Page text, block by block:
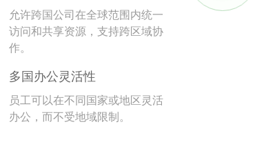
允许跨国公司在全球范围内统一
访问和共享资源，支持跨区域协
作。
多国办公灵活性
员工可以在不同国家或地区灵活
办公，而不受地域限制。